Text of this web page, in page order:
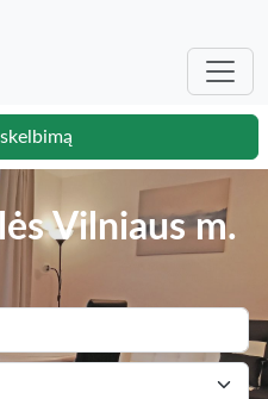
Vilniaus m.